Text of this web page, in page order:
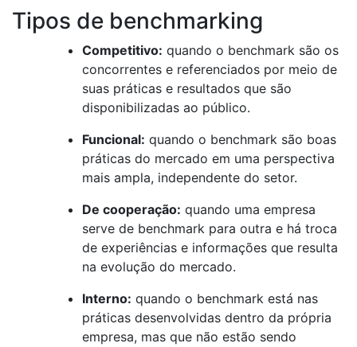
Tipos de benchmarking
Competitivo: quando o benchmark são os
concorrentes e referenciados por meio de
suas práticas e resultados que são
disponibilizadas ao público.
Funcional: quando o benchmark são boas
práticas do mercado em uma perspectiva
mais ampla, independente do setor.
De cooperação: quando uma empresa
serve de benchmark para outra e há troca
de experiências e informações que resulta
na evolução do mercado.
Interno: quando o benchmark está nas
práticas desenvolvidas dentro da própria
empresa, mas que não estão sendo